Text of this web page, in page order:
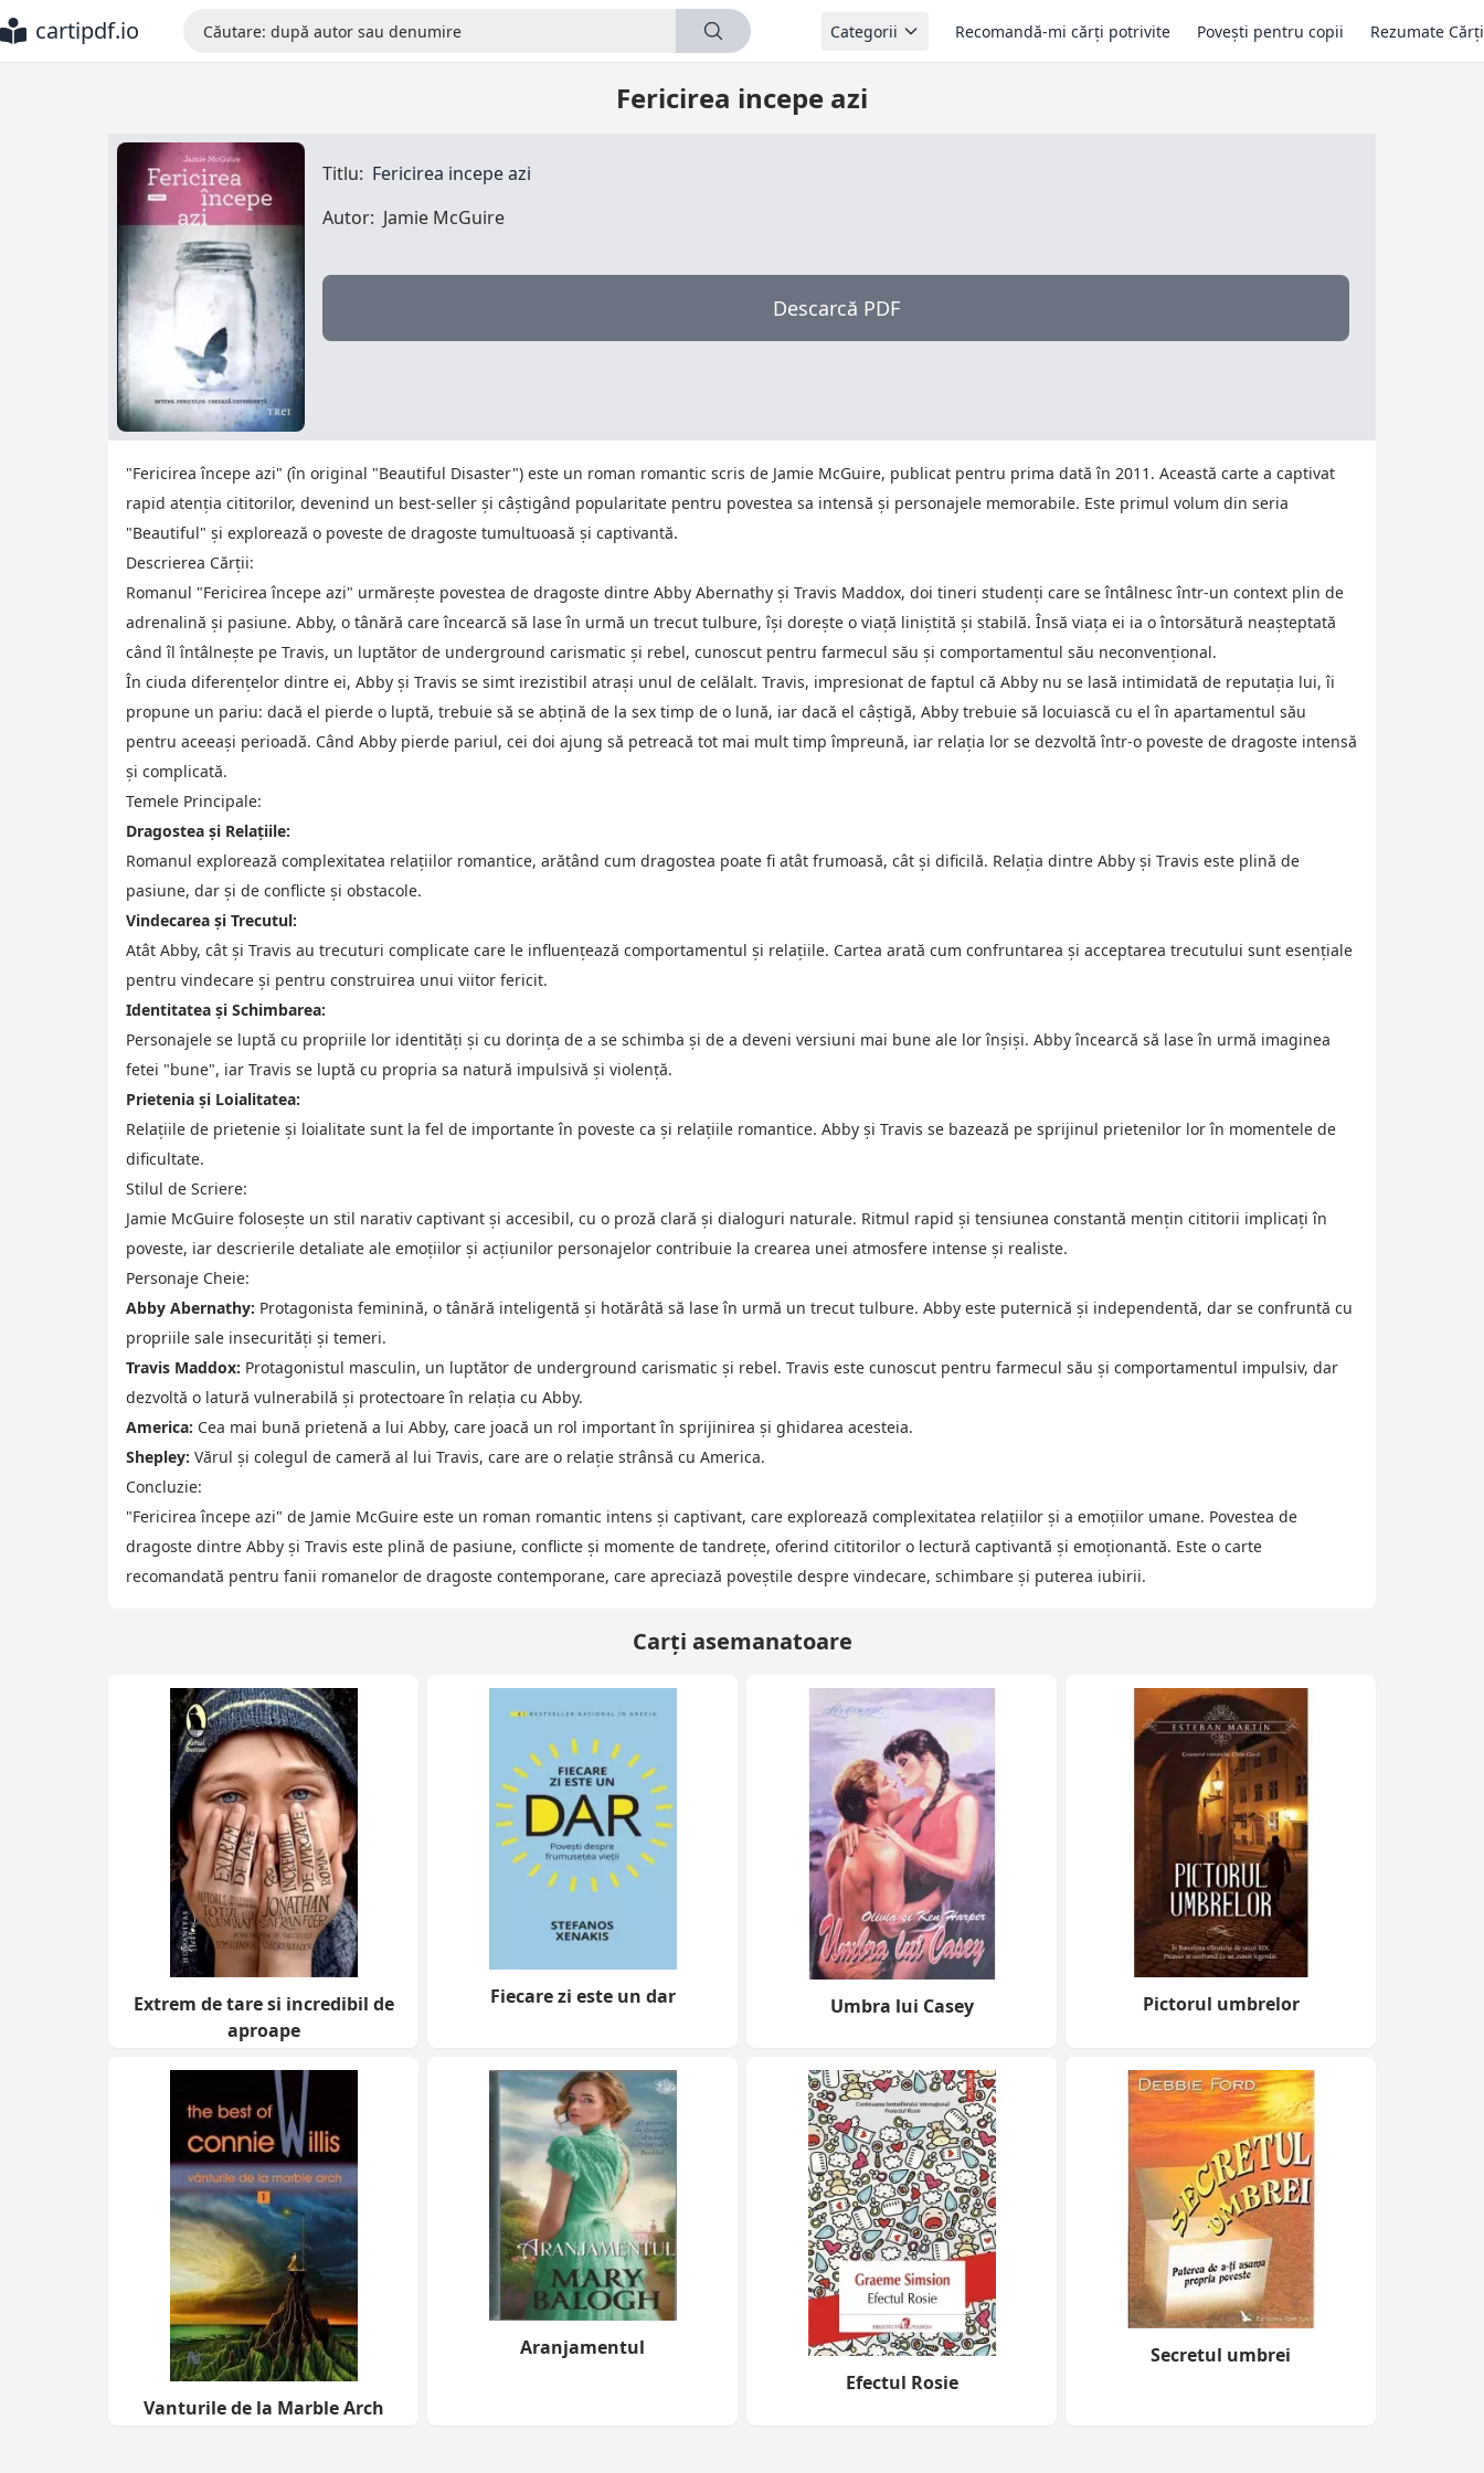
cartipdf.io Categorii Recomandă-mi cărți potrivite Povești pentru copii Rezumate Cărți
Fericirea incepe azi
Titlu: Fericirea incepe azi
Autor: Jamie McGuire
Descarcă PDF
"Fericirea începe azi" (în original "Beautiful Disaster") este un roman romantic scris de Jamie McGuire, publicat pentru prima dată în 2011. Această carte a captivat
rapid atenția cititorilor, devenind un best-seller și câștigând popularitate pentru povestea sa intensă și personajele memorabile. Este primul volum din seria
"Beautiful" și explorează o poveste de dragoste tumultuoasă și captivantă.
Descrierea Cărții:
Romanul "Fericirea începe azi" urmărește povestea de dragoste dintre Abby Abernathy și Travis Maddox, doi tineri studenți care se întâlnesc într-un context plin de
adrenalină și pasiune. Abby, o tânără care încearcă să lase în urmă un trecut tulbure, își dorește o viață liniștită și stabilă. Însă viața ei ia o întorsătură neașteptată
când îl întâlnește pe Travis, un luptător de underground carismatic și rebel, cunoscut pentru farmecul său și comportamentul său neconvențional.
În ciuda diferențelor dintre ei, Abby și Travis se simt irezistibil atrași unul de celălalt. Travis, impresionat de faptul că Abby nu se lasă intimidată de reputația lui, îi
propune un pariu: dacă el pierde o luptă, trebuie să se abțină de la sex timp de o lună, iar dacă el câștigă, Abby trebuie să locuiască cu el în apartamentul său
pentru aceeași perioadă. Când Abby pierde pariul, cei doi ajung să petreacă tot mai mult timp împreună, iar relația lor se dezvoltă într-o poveste de dragoste intensă
și complicată.
Temele Principale:
Dragostea și Relațiile:
Romanul explorează complexitatea relațiilor romantice, arătând cum dragostea poate fi atât frumoasă, cât și dificilă. Relația dintre Abby și Travis este plină de
pasiune, dar și de conflicte și obstacole.
Vindecarea și Trecutul:
Atât Abby, cât și Travis au trecuturi complicate care le influențează comportamentul și relațiile. Cartea arată cum confruntarea și acceptarea trecutului sunt esențiale
pentru vindecare și pentru construirea unui viitor fericit.
Identitatea și Schimbarea:
Personajele se luptă cu propriile lor identități și cu dorința de a se schimba și de a deveni versiuni mai bune ale lor înșiși. Abby încearcă să lase în urmă imaginea
fetei "bune", iar Travis se luptă cu propria sa natură impulsivă și violență.
Prietenia și Loialitatea:
Relațiile de prietenie și loialitate sunt la fel de importante în poveste ca și relațiile romantice. Abby și Travis se bazează pe sprijinul prietenilor lor în momentele de
dificultate.
Stilul de Scriere:
Jamie McGuire folosește un stil narativ captivant și accesibil, cu o proză clară și dialoguri naturale. Ritmul rapid și tensiunea constantă mențin cititorii implicați în
poveste, iar descrierile detaliate ale emoțiilor și acțiunilor personajelor contribuie la crearea unei atmosfere intense și realiste.
Personaje Cheie:
Abby Abernathy: Protagonista feminină, o tânără inteligentă și hotărâtă să lase în urmă un trecut tulbure. Abby este puternică și independentă, dar se confruntă cu
propriile sale insecurități și temeri.
Travis Maddox: Protagonistul masculin, un luptător de underground carismatic și rebel. Travis este cunoscut pentru farmecul său și comportamentul impulsiv, dar
dezvoltă o latură vulnerabilă și protectoare în relația cu Abby.
America: Cea mai bună prietenă a lui Abby, care joacă un rol important în sprijinirea și ghidarea acesteia.
Shepley: Vărul și colegul de cameră al lui Travis, care are o relație strânsă cu America.
Concluzie:
"Fericirea începe azi" de Jamie McGuire este un roman romantic intens și captivant, care explorează complexitatea relațiilor și a emoțiilor umane. Povestea de
dragoste dintre Abby și Travis este plină de pasiune, conflicte și momente de tandrețe, oferind cititorilor o lectură captivantă și emoționantă. Este o carte
recomandată pentru fanii romanelor de dragoste contemporane, care apreciază poveștile despre vindecare, schimbare și puterea iubirii.
Carți asemanatoare
Extrem de tare si incredibil de
aproape
Fiecare zi este un dar Umbra lui Casey Pictorul umbrelor
Vanturile de la Marble Arch
Aranjamentul
Efectul Rosie
Secretul umbrei